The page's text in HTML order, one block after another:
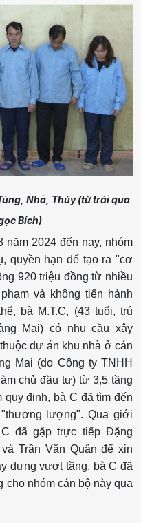
Nhã, Thủy (từ trái qua
Bích)
năm 2024 đến nay, nhóm
quyền hạn để tạo ra "cơ
920 triệu đồng từ nhiều
và không tiến hành
bà M.T.C, (43 tuổi, trú
Mai) có nhu cầu xây
dự án khu nhà ở cán
Mai (do Công ty TNHH
chủ đầu tư) từ 3,5 tầng
quy định, bà C đã tìm đến
lượng". Qua giới
đã gặp trực tiếp Đặng
Trần Văn Quân để xin
dựng vượt tầng, bà C đã
cho nhóm cán bộ này qua